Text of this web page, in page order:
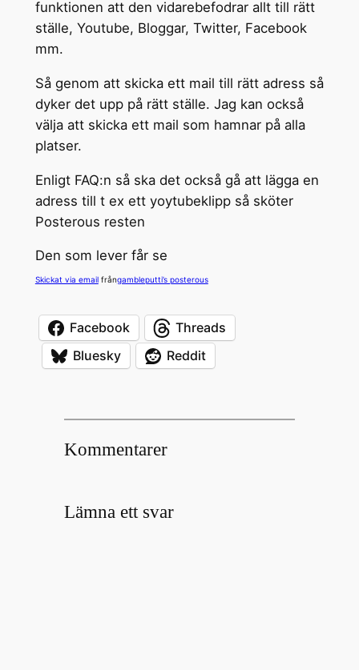
funktionen att den vidarebefodrar allt till rätt
ställe, Youtube, Bloggar, Twitter, Facebook
mm.
Så genom att skicka ett mail till rätt adress så
dyker det upp på rätt ställe. Jag kan också
välja att skicka ett mail som hamnar på alla
platser.
Enligt FAQ:n så ska det också gå att lägga en
adress till t ex ett yoytubeklipp så sköter
Posterous resten
Den som lever får se
Skickat via emailfrångambleputti’s posterous
Facebook
Threads
Bluesky
Reddit
Kommentarer
Lämna ett svar